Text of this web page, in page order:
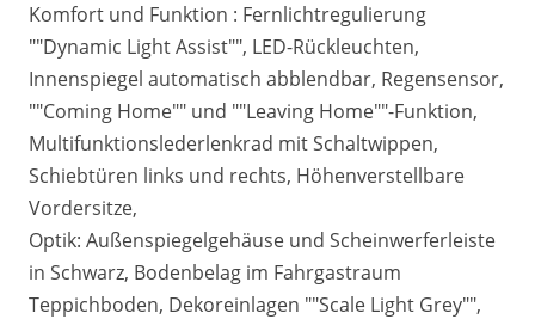
Komfort und Funktion : Fernlichtregulierung
""Dynamic Light Assist"", LED-Rückleuchten,
Innenspiegel automatisch abblendbar, Regensensor,
""Coming Home"" und ""Leaving Home""-Funktion,
Multifunktionslederlenkrad mit Schaltwippen,
Schiebtüren links und rechts, Höhenverstellbare
Vordersitze,
Optik: Außenspiegelgehäuse und Scheinwerferleiste
in Schwarz, Bodenbelag im Fahrgastraum
Teppichboden, Dekoreinlagen ""Scale Light Grey"",